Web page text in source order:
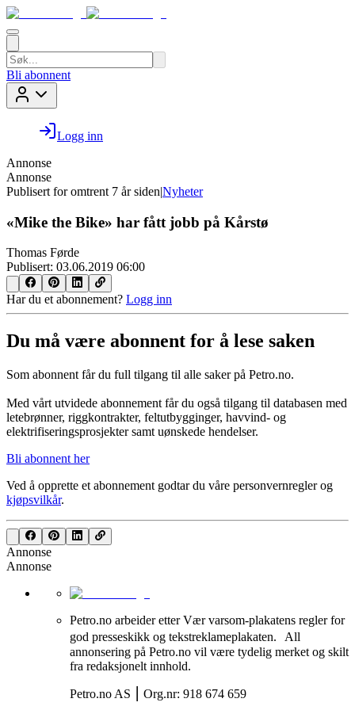
Bli abonnent
Logg inn
Annonse
Annonse
Publisert for omtrent 7 år siden|Nyheter
«Mike the Bike» har fått jobb på Kårstø
Thomas Førde
Publisert: 03.06.2019 06:00
Har du et abonnement? Logg inn
Du må være abonnent for å lese saken
Som abonnent får du full tilgang til alle saker på Petro.no.
Med vårt utvidede abonnement får du også tilgang til databasen med
letebrønner, riggkontrakter, feltutbygginger, havvind- og
elektrifiseringsprosjekter samt uønskede hendelser.
Bli abonnent her
Ved å opprette et abonnement godtar du våre personvernreglerog
kjøpsvilkår.
Annonse
Annonse
Petro.no arbeider etter Vær varsom-plakatens regler for
god presseskikk og tekstreklameplakaten. All
annonsering på Petro.no vil være tydelig merket og skilt
fra redaksjonelt innhold.
Petro.no AS ⎮ Org.nr: 918 674 659